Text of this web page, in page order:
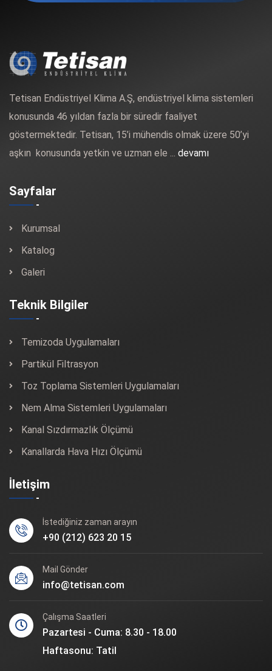
Tetisan Endüstriyel Klima A.Ş, endüstriyel klima sistemleri
konusunda 46 yıldan fazla bir süredir faaliyet
göstermektedir. Tetisan, 15’i mühendis olmak üzere 50’yi
aşkın konusunda yetkin ve uzman ele ... devamı
Sayfalar
Kurumsal
Katalog
Galeri
Teknik Bilgiler
Temizoda Uygulamaları
Partikül Filtrasyon
Toz Toplama Sistemleri Uygulamaları
Nem Alma Sistemleri Uygulamaları
Kanal Sızdırmazlık Ölçümü
Kanallarda Hava Hızı Ölçümü
İletişim
İstediğiniz zaman arayın
+90 (212) 623 20 15
Mail Gönder
info@tetisan.com
Çalışma Saatleri
Pazartesi - Cuma: 8.30 - 18.00
Haftasonu: Tatil